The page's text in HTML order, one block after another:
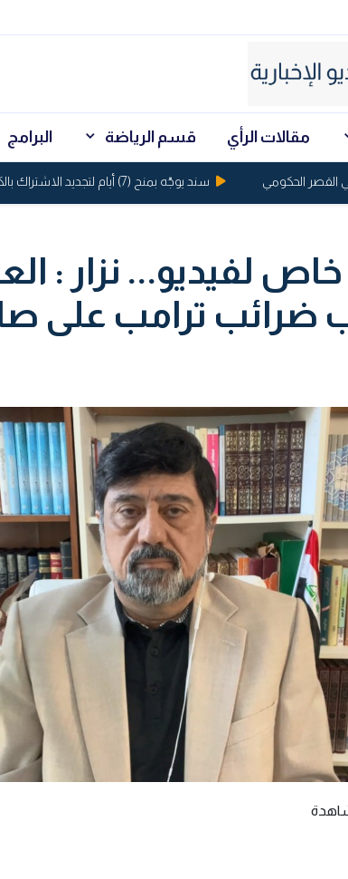
مقالات الرأي قسم الرياضة البرامج
الحكومي سند يوجّه بمنح (7) أيام لتجديد الاشتراك بالكيبل الضوئي في عموم العراق
لفيديو... نزار :
ضرائب ترامب على